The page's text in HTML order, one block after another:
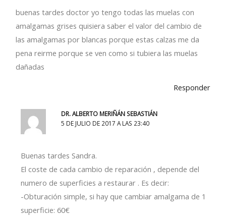
buenas tardes doctor yo tengo todas las muelas con
amalgamas grises quisiera saber el valor del cambio de
las amalgamas por blancas porque estas calzas me da
pena reirme porque se ven como si tubiera las muelas
dañadas
Responder
DR. ALBERTO MERIÑÁN SEBASTIÁN
5 DE JULIO DE 2017 A LAS 23:40
Buenas tardes Sandra.
El coste de cada cambio de reparación , depende del
numero de superficies a restaurar . Es decir:
-Obturación simple, si hay que cambiar amalgama de 1
superficie: 60€